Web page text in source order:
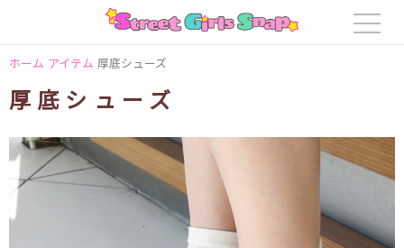
ホーム アイテム 厚底シューズ
厚底シューズ